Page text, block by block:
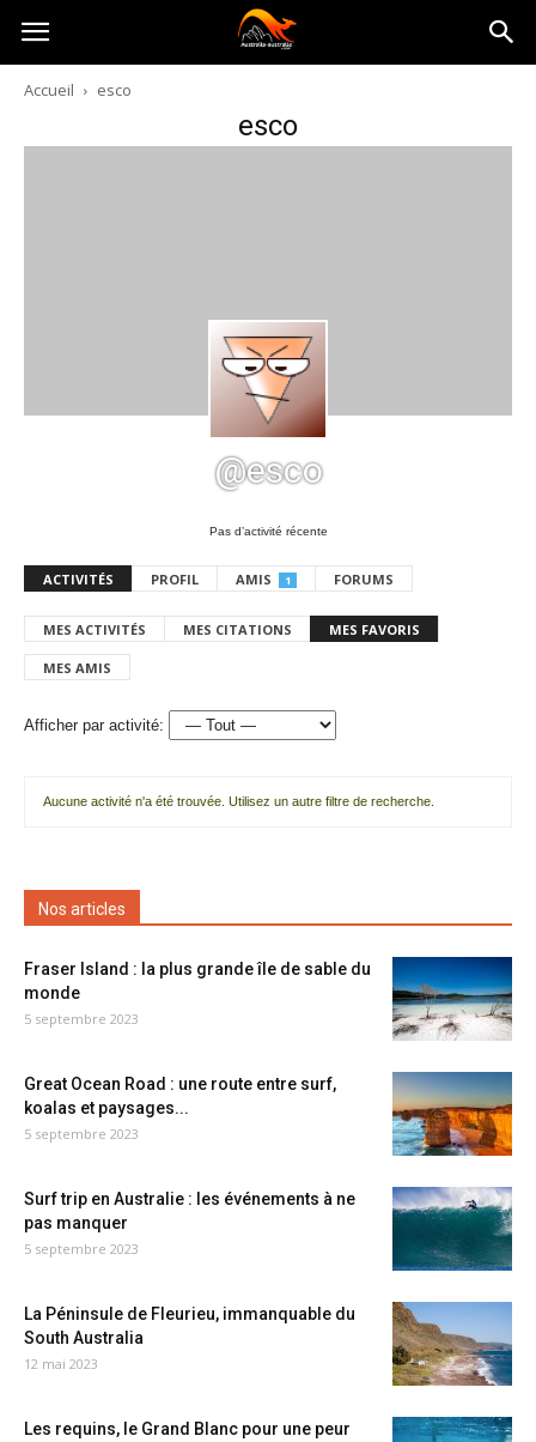
Australia-
australie.com
Accueil esco
esco
@esco
Pas d’activité récente
ACTIVITÉS PROFIL AMIS 1 FORUMS
MES ACTIVITÉS MES CITATIONS MES FAVORIS
MES AMIS
Afficher par activité:
Aucune activité n'a été trouvée. Utilisez un autre filtre de recherche.
Nos articles
Fraser Island : la plus grande île de sable du
monde
5 septembre 2023
Great Ocean Road : une route entre surf,
koalas et paysages...
5 septembre 2023
Surf trip en Australie : les événements à ne
pas manquer
5 septembre 2023
La Péninsule de Fleurieu, immanquable du
South Australia
12 mai 2023
Les requins, le Grand Blanc pour une peur